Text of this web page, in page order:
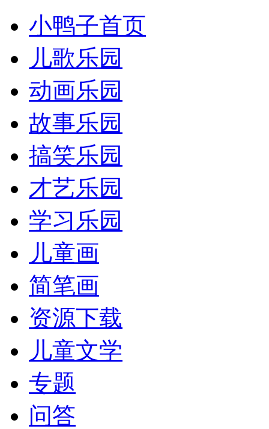
小鸭子首页
儿歌乐园
动画乐园
故事乐园
搞笑乐园
才艺乐园
学习乐园
儿童画
简笔画
资源下载
儿童文学
专题
问答